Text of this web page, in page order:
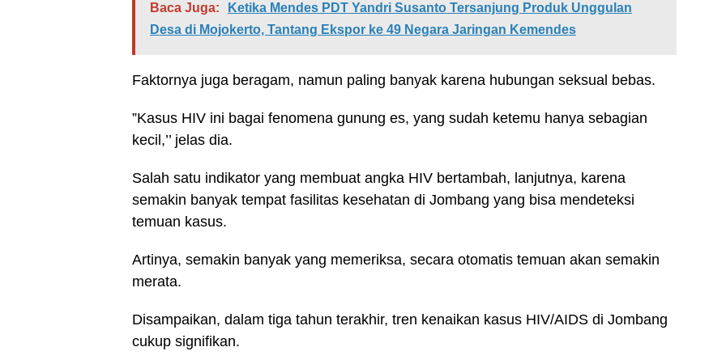
Baca Juga:
Ketika Mendes PDT Yandri Susanto Tersanjung Produk Unggulan
Desa di Mojokerto, Tantang Ekspor ke 49 Negara Jaringan Kemendes
Faktornya juga beragam, namun paling banyak karena hubungan seksual bebas.
”Kasus HIV ini bagai fenomena gunung es, yang sudah ketemu hanya sebagian
kecil,’’ jelas dia.
Salah satu indikator yang membuat angka HIV bertambah, lanjutnya, karena
semakin banyak tempat fasilitas kesehatan di Jombang yang bisa mendeteksi
temuan kasus.
Artinya, semakin banyak yang memeriksa, secara otomatis temuan akan semakin
merata.
Disampaikan, dalam tiga tahun terakhir, tren kenaikan kasus HIV/AIDS di Jombang
cukup signifikan.